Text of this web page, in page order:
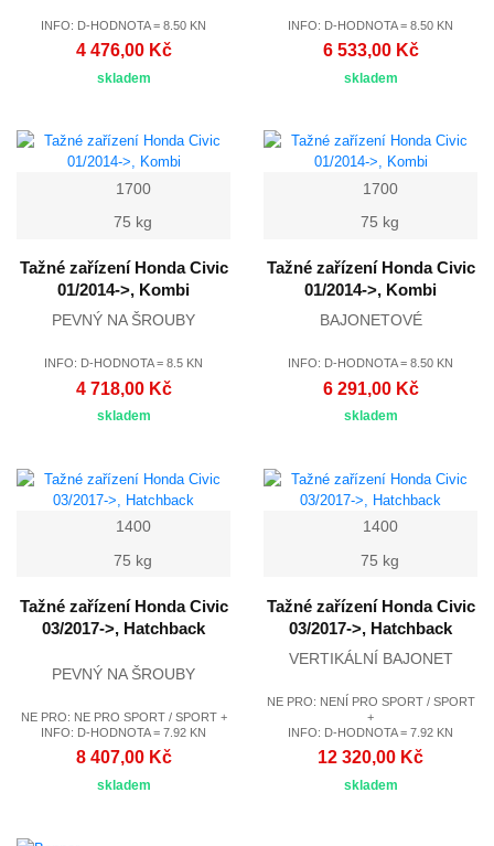
INFO: D-HODNOTA = 8.50 KN
4 476,00 Kč
skladem
INFO: D-HODNOTA = 8.50 KN
6 533,00 Kč
skladem
1700
75 kg
Tažné zařízení Honda Civic
01/2014->, Kombi
PEVNÝ NA ŠROUBY
INFO: D-HODNOTA = 8.5 KN
4 718,00 Kč
skladem
1700
75 kg
Tažné zařízení Honda Civic
01/2014->, Kombi
BAJONETOVÉ
INFO: D-HODNOTA = 8.50 KN
6 291,00 Kč
skladem
1400
75 kg
Tažné zařízení Honda Civic
03/2017->, Hatchback
PEVNÝ NA ŠROUBY
NE PRO: NE PRO SPORT / SPORT +
INFO: D-HODNOTA = 7.92 KN
8 407,00 Kč
skladem
1400
75 kg
Tažné zařízení Honda Civic
03/2017->, Hatchback
VERTIKÁLNÍ BAJONET
NE PRO: NENÍ PRO SPORT / SPORT
+
INFO: D-HODNOTA = 7.92 KN
12 320,00 Kč
skladem